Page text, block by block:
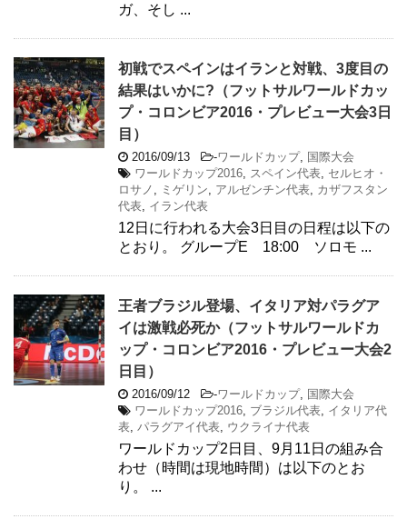
ガ、そし ...
初戦でスペインはイランと対戦、3度目の
結果はいかに?（フットサルワールドカッ
プ・コロンビア2016・プレビュー大会3日
目）
2016/09/13 -ワールドカップ, 国際大会
ワールドカップ2016, スペイン代表, セルヒオ・
ロサノ , ミゲリン, アルゼンチン代表, カザフスタン
代表, イラン代表
12日に行われる大会3日目の日程は以下の
とおり。 グループE 18:00 ソロモ ...
王者ブラジル登場、イタリア対パラグア
イは激戦必死か（フットサルワールドカ
ップ・コロンビア2016・プレビュー大会2
日目）
2016/09/12 -ワールドカップ, 国際大会
ワールドカップ2016, ブラジル代表, イタリア代
表, パラグアイ代表, ウクライナ代表
ワールドカップ2日目、9月11日の組み合
わせ（時間は現地時間）は以下のとお
り。 ...